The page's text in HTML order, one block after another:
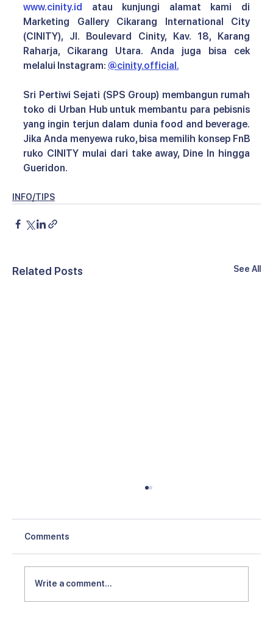
www.cinity.id atau kunjungi alamat kami di
Marketing Gallery Cikarang International City
(CINITY), Jl. Boulevard Cinity, Kav. 18, Karang
Raharja, Cikarang Utara. Anda juga bisa cek
melalui Instagram: @cinity.official.
Sri Pertiwi Sejati (SPS Group) membangun rumah
toko di Urban Hub untuk membantu para pebisnis
yang ingin terjun dalam dunia food and beverage.
Jika Anda menyewa ruko, bisa memilih konsep FnB
ruko CINITY mulai dari take away, Dine In hingga
Gueridon.
INFO/TIPS
Related Posts See All
Comments
Write a comment...